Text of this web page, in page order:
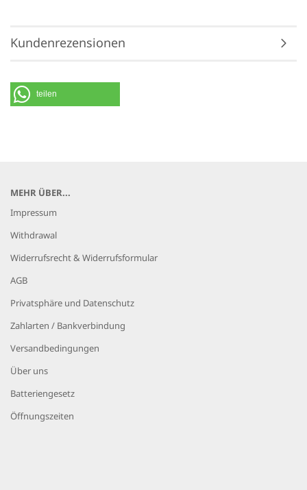
Kundenrezensionen
teilen
MEHR ÜBER...
Impressum
Withdrawal
Widerrufsrecht & Widerrufsformular
AGB
Privatsphäre und Datenschutz
Zahlarten / Bankverbindung
Versandbedingungen
Über uns
Batteriengesetz
Öffnungszeiten